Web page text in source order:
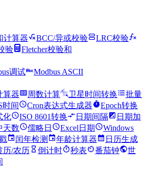
计算器 BCC/异或校验
LRC校验
验
Fletcher校验和
调试
Modbus ASCII
算器 周数计算 卫星时间转换
批量
时间 Cron表达式生成器
Epoch转换
化 ISO 8601转换 日期间隔
日期加
天数 儒略日 Excel日期
Windows
闰年检测 年龄计算器
日历生成
历/农历 倒计时 秒表 番茄钟
世